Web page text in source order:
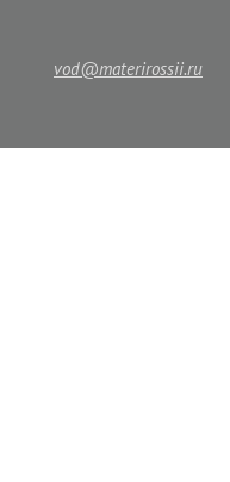
vod@materirossii.ru